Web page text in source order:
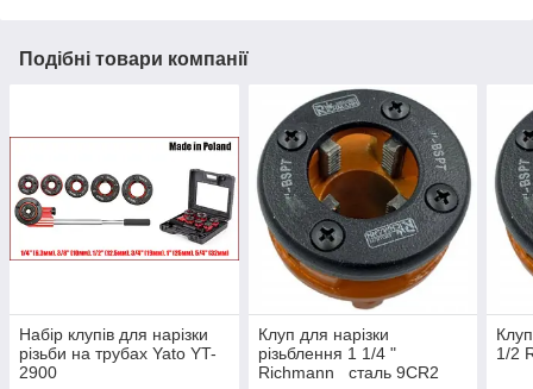
Подібні товари компанії
Набір клупів для нарізки
різьби на трубах Yato YT-
2900
Клуп для нарізки
різьблення 1 1/4 "
Richmann сталь 9CR2
1/2